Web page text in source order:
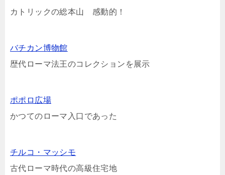
カトリックの総本山 感動的！
バチカン博物館
歴代ローマ法王のコレクションを展示
ポポロ広場
かつてのローマ入口であった
チルコ・マッシモ
古代ローマ時代の高級住宅地